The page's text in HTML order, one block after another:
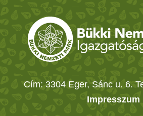
Cím: 3304 Eger, Sánc u. 6.
Impresszum